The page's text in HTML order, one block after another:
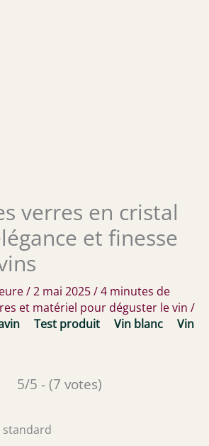
verres en cristal
et finesse
/2 mai 2025/4 minutes de
et matériel pour déguster le vin /
Test produit Vin blanc
Vin
5/5 - (7 votes)